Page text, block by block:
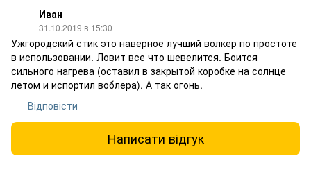
Иван
31.10.2019 в 15:30
Ужгородский стик это наверное лучший волкер по простоте
в использовании. Ловит все что шевелится. Боится
сильного нагрева (оставил в закрытой коробке на солнце
летом и испортил воблера). А так огонь.
Відповісти
Написати відгук